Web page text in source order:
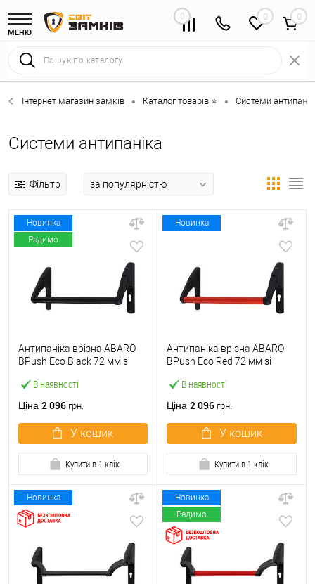
МЕНЮ
0 0
Інтернет магазин замків • Каталог товарів ⭐ • Системи
Системи антипаніка
Фільтр
Новинка
Радимо
В наявності
Антипаніка врізна ABARO
BPush Eco Black 72 мм зі
Ціна 2 096 грн.
У кошик
Купити в 1 клік
Новинка
В наявності
Антипаніка врізна ABARO
BPush Eco Red 72 мм зі
Ціна 2 096 грн.
У кошик
Купити в 1 клік
Новинка
Новинка
Радимо